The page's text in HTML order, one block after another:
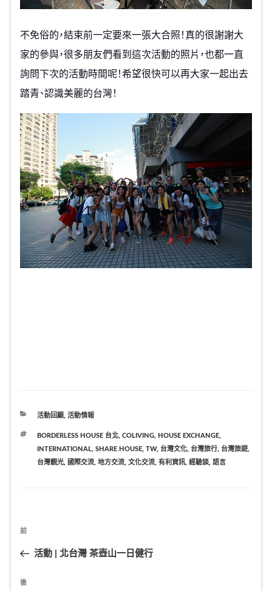
不免俗的，結束前一定要來一張大合照！真的很謝謝大
家的參與，很多朋友們看到這次活動的照片，也都一直
詢問下次的活動時間呢！希望很快可以再大家一起出去
踏青、認識美麗的台灣！
分
活動回顧, 活動情報
標
籤
BORDERLESS HOUSE 台北, COLIVING, HOUSE EXCHANGE,
INTERNATIONAL, SHARE HOUSE, TW, 台灣文化, 台灣旅行, 台灣旅遊,
台灣觀光, 國際交流, 地方交流, 文化交流, 有利資訊, 經驗談, 語言
Post
上
一
文
前
活動 | 北台灣 茶壺山一日健行
下
後